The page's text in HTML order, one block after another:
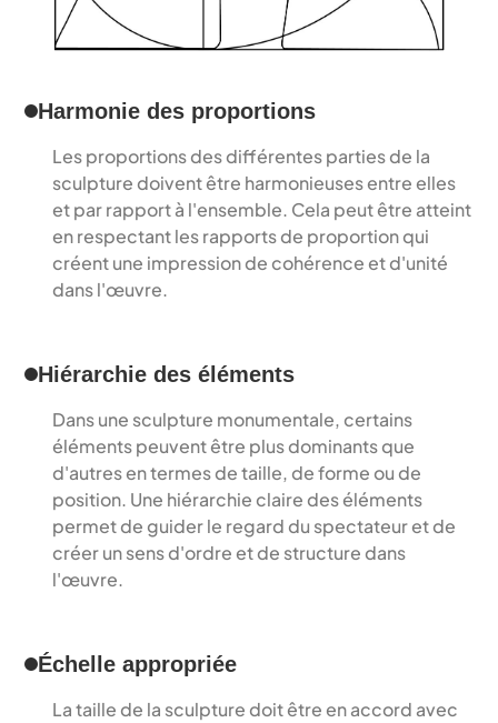
Harmonie des proportions
Les proportions des différentes parties de la
sculpture doivent être harmonieuses entre elles
et par rapport à l'ensemble. Cela peut être atteint
en respectant les rapports de proportion qui
créent une impression de cohérence et d'unité
dans l'œuvre.
Hiérarchie des éléments
Dans une sculpture monumentale, certains
éléments peuvent être plus dominants que
d'autres en termes de taille, de forme ou de
position. Une hiérarchie claire des éléments
permet de guider le regard du spectateur et de
créer un sens d'ordre et de structure dans
l'œuvre.
Échelle appropriée
La taille de la sculpture doit être en accord avec